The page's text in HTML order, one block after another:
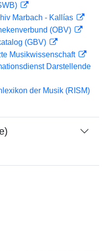
Marbach - Kallías
(OBV)
(GBV)
Musikwissenschaft
Darstellende
der Musik (RISM)